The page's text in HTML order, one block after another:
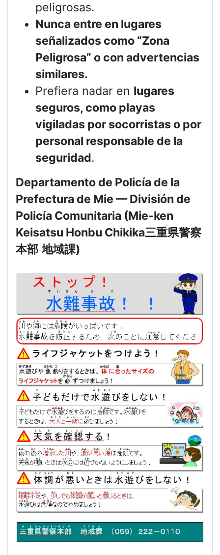
peligrosas.
Nunca entre en lugares
señalizados como “Zona
Peligrosa” o con advertencias
similares.
Prefiera nadar en lugares
seguros, como playas
vigiladas por socorristas o por
personal responsable de la
seguridad.
Departamento de Policía de la
Prefectura de Mie — División de
Policía Comunitaria (Mie-ken
Keisatsu Honbu Chikika三重県警察
本部 地域課)